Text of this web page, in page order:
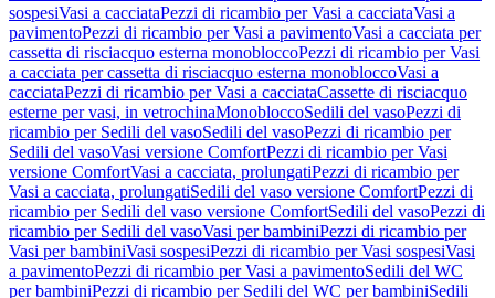
sospesiVasi a cacciataPezzi di ricambio per Vasi a cacciataVasi a
pavimentoPezzi di ricambio per Vasi a pavimentoVasi a cacciata per
cassetta di risciacquo esterna monobloccoPezzi di ricambio per Vasi
a cacciata per cassetta di risciacquo esterna monobloccoVasi a
cacciataPezzi di ricambio per Vasi a cacciataCassette di risciacquo
esterne per vasi, in vetrochinaMonobloccoSedili del vasoPezzi di
ricambio per Sedili del vasoSedili del vasoPezzi di ricambio per
Sedili del vasoVasi versione ComfortPezzi di ricambio per Vasi
versione ComfortVasi a cacciata, prolungatiPezzi di ricambio per
Vasi a cacciata, prolungatiSedili del vaso versione ComfortPezzi di
ricambio per Sedili del vaso versione ComfortSedili del vasoPezzi di
ricambio per Sedili del vasoVasi per bambiniPezzi di ricambio per
Vasi per bambiniVasi sospesiPezzi di ricambio per Vasi sospesiVasi
a pavimentoPezzi di ricambio per Vasi a pavimentoSedili del WC
per bambiniPezzi di ricambio per Sedili del WC per bambiniSedili